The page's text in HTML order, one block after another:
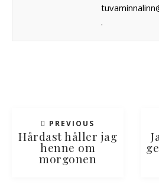
.
PREVIOUS
Hårdast håller jag
henne om
morgonen